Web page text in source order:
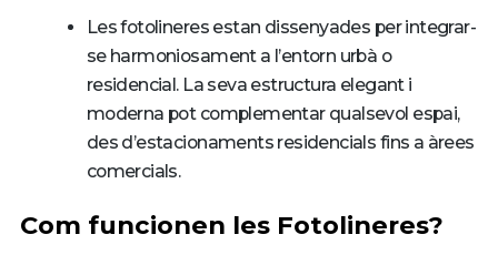
Les fotolineres estan dissenyades per integrar-
se harmoniosament a l’entorn urbà o
residencial. La seva estructura elegant i
moderna pot complementar qualsevol espai,
des d’estacionaments residencials fins a àrees
comercials.
Com funcionen les Fotolineres?